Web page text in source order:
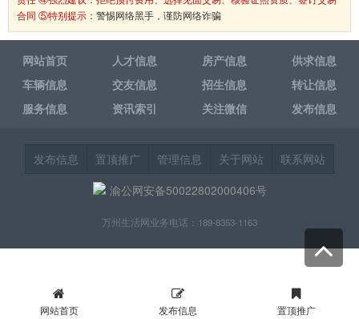
合同 ⑤特别提示： 警惕网络黑手，谨防网络诈骗
网站首页 人才信息 房产信息
供求信息
车辆信息
交友信息 招生信息
转让信息
服务信息
资讯索引 关注微信 发布信息
发布信息 置顶推广 管理信息 关于网站
联系网站
渝公网安备50022802000406号
万州生活网业务电话：189-8353-1163
网站首页 发布信息 置顶推广